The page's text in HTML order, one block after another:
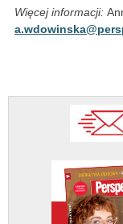
Więcej informacji: